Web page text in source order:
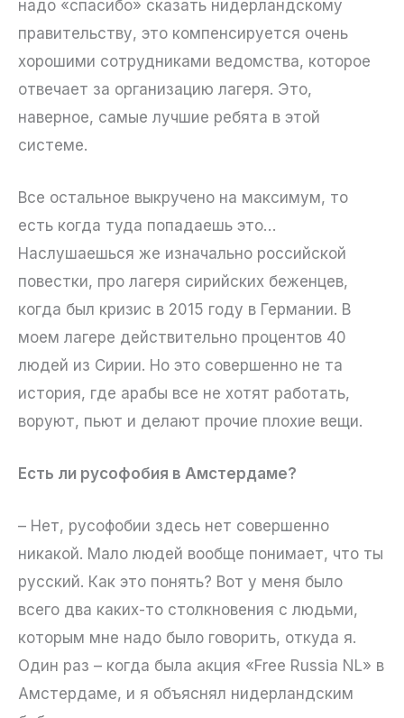
надо «спасибо» сказать нидерландскому
правительству, это компенсируется очень
хорошими сотрудниками ведомства, которое
отвечает за организацию лагеря. Это,
наверное, самые лучшие ребята в этой
системе.
Все остальное выкручено на максимум, то
есть когда туда попадаешь это…
Наслушаешься же изначально российской
повестки, про лагеря сирийских беженцев,
когда был кризис в 2015 году в Германии. В
моем лагере действительно процентов 40
людей из Сирии. Но это совершенно не та
история, где арабы все не хотят работать,
воруют, пьют и делают прочие плохие вещи.
Есть ли русофобия в Амстердаме?
– Нет, русофобии здесь нет совершенно
никакой. Мало людей вообще понимает, что ты
русский. Как это понять? Вот у меня было
всего два каких-то столкновения с людьми,
которым мне надо было говорить, откуда я.
Один раз – когда была акция «Free Russia NL» в
Амстердаме, и я объяснял нидерландским